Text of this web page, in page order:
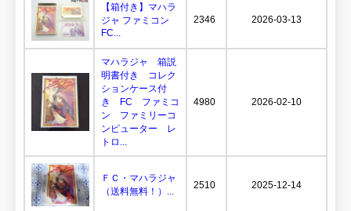
【箱付き】マハラ
ジャ ファミコン
FC...
2346 2026-03-13
マハラジャ 箱説
明書付き コレク
ションケース付
き FC ファミコ
ン ファミリーコ
ンピューター レ
トロ...
4980 2026-02-10
ＦＣ・マハラジャ
（送料無料！）...
2510 2025-12-14